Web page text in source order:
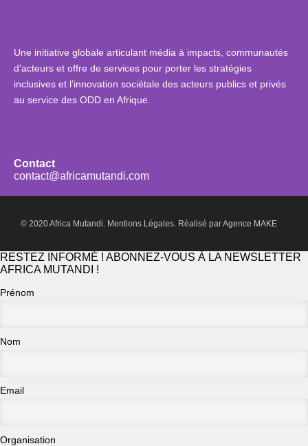
Une initiative globale articulant média à impacts, communautés
d’acteurs et offre de services pour porter les stratégies
inclusives et l’innovation sociétale des acteurs publics et privés
au service des ODD en Afrique.
Contact
contact@africamutandi.com
© 2020 Africa Mutandi. Mentions Légales. Réalisé parAgence MAKE
RESTEZ INFORMÉ ! ABONNEZ-VOUS À LA NEWSLETTER
AFRICA MUTANDI !
Prénom
Nom
Email
Organisation